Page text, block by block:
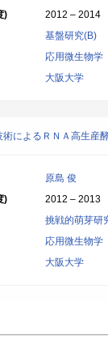
)
2012 – 2014
基盤研究(B)
応用微生物学
大阪大学
術によるＲＮＡ高生産
原島 俊
)
2012 – 2013
挑戦的萌芽研
応用微生物学
大阪大学